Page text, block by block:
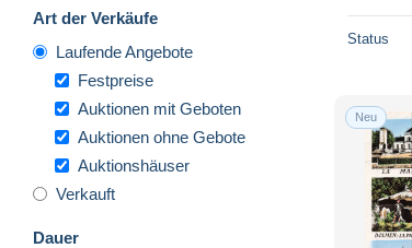
Art der Verkäufe
Laufende Angebote
Festpreise
Auktionen mit Geboten
Auktionen ohne Gebote
Auktionshäuser
Verkauft
Dauer
Status
Neu